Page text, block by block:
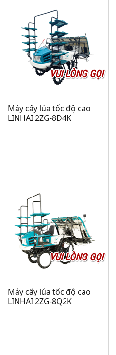
VUI LÒNG GỌI
Máy cấy lúa tốc độ cao
LINHAI 2ZG-8D4K
VUI LÒNG GỌI
Máy cấy lúa tốc độ cao
LINHAI 2ZG-8Q2K